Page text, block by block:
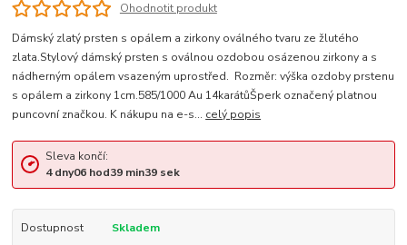
Ohodnotit produkt
Dámský zlatý prsten s opálem a zirkony oválného tvaru ze žlutého
zlata.Stylový dámský prsten s oválnou ozdobou osázenou zirkony a s
nádherným opálem vsazeným uprostřed. Rozměr: výška ozdoby prstenu
s opálem a zirkony 1cm.585/1000 Au 14karátůŠperk označený platnou
puncovní značkou. K nákupu na e-s... celý popis
Sleva končí:
4 dny06hod39min39sek
Dostupnost
Skladem